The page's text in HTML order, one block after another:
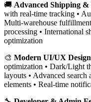
🚚 Advanced Shipping
with real-time tracking •
Multi-warehouse
processing • International
optimization
🎨 Modern UI/UX
optimization • Dark/Light
layouts • Advanced
elements • Real-time